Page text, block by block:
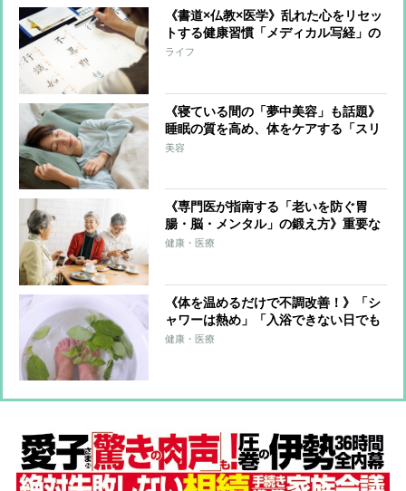
《書道×仏教×医学》乱れた心をリセッ
トする健康習慣「メディカル写経」の
効果とは？書家・心理カウンセラーが
ライフ
《寝ている間の「夢中美容」も話題》
睡眠の質を高め、体をケアする「スリ
ープテック市場」が急拡大、ドリンク
美容
《専門医が指南する「老いを防ぐ胃
腸・脳・メンタル」の鍛え方》重要な
のはストレスを減らすこと…「孤食を
健康・医療
《体を温めるだけで不調改善！》「シ
ャワーは熱め」「入浴できない日でも
手浴・足浴」など生活習慣＆お風呂の
健康・医療